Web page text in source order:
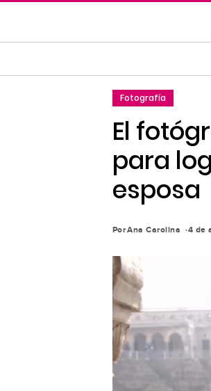
contenido
Fotografía
El
para
esposa
PorAna Carolina 4 de